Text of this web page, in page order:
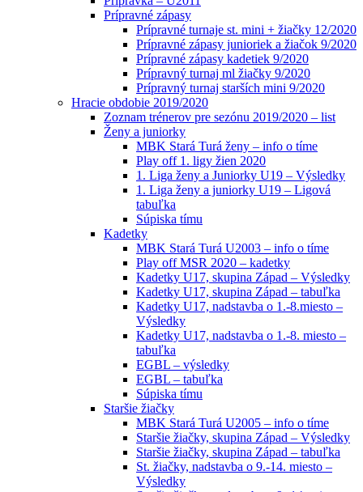
Prípravné zápasy
Prípravné turnaje st. mini + žiačky 12/2020
Prípravné zápasy junioriek a žiačok 9/2020
Prípravné zápasy kadetiek 9/2020
Prípravný turnaj ml žiačky 9/2020
Prípravný turnaj starších mini 9/2020
Hracie obdobie 2019/2020
Zoznam trénerov pre sezónu 2019/2020 – list
Ženy a juniorky
MBK Stará Turá ženy – info o tíme
Play off 1. ligy žien 2020
1. Liga ženy a Juniorky U19 – Výsledky
1. Liga ženy a juniorky U19 – Ligová
tabuľka
Súpiska tímu
Kadetky
MBK Stará Turá U2003 – info o tíme
Play off MSR 2020 – kadetky
Kadetky U17, skupina Západ – Výsledky
Kadetky U17, skupina Západ – tabuľka
Kadetky U17, nadstavba o 1.-8.miesto –
Výsledky
Kadetky U17, nadstavba o 1.-8. miesto –
tabuľka
EGBL – výsledky
EGBL – tabuľka
Súpiska tímu
Staršie žiačky
MBK Stará Turá U2005 – info o tíme
Staršie žiačky, skupina Západ – Výsledky
Staršie žiačky, skupina Západ – tabuľka
St. žiačky, nadstavba o 9.-14. miesto –
Výsledky